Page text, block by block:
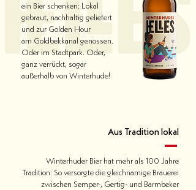
ein Bier schenken: Lokal
gebraut, nachhaltig geliefert
und zur Golden Hour
am Goldbekkanal genossen.
Oder im Stadtpark. Oder,
ganz verrückt, sogar
außerhalb von Winterhude!
Aus Tradition lokal
Winterhuder Bier hat mehr als 100 Jahre
Tradition: So versorgte die gleichnamige Brauerei
zwischen Semper-, Gertig- und Barmbeker